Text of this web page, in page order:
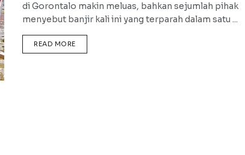
di Gorontalo makin meluas, bahkan sejumlah pihak
menyebut banjir kali ini yang terparah dalam satu ...
READ MOREDETAILS